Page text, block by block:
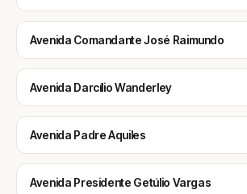
Avenida Comandante José Raimundo
Avenida Darcílio Wanderley
Avenida Padre Aquiles
Avenida Presidente Getúlio Vargas